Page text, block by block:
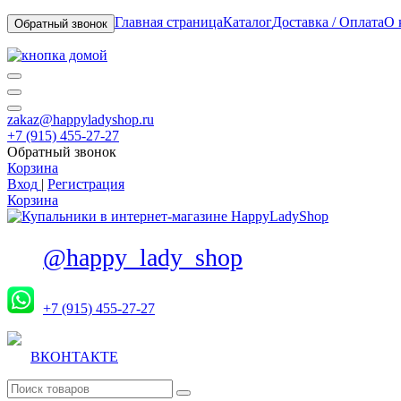
Обратный звонок Главная страницаКаталогДоставка / ОплатаО
zakaz@happyladyshop.ru
+7 (915) 455-27-27
Обратный звонок
Корзина
Вход | Регистрация
Корзина
@happy_lady_shop
+7 (915) 455-27-27
ВКОНТАКТЕ